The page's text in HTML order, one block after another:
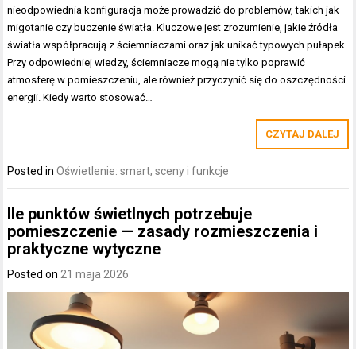
nieodpowiednia konfiguracja może prowadzić do problemów, takich jak
migotanie czy buczenie światła. Kluczowe jest zrozumienie, jakie źródła
światła współpracują z ściemniaczami oraz jak unikać typowych pułapek.
Przy odpowiedniej wiedzy, ściemniacze mogą nie tylko poprawić
atmosferę w pomieszczeniu, ale również przyczynić się do oszczędności
energii. Kiedy warto stosować…
CZYTAJ DALEJ
Posted inOświetlenie: smart, sceny i funkcje
Ile punktów świetlnych potrzebuje
pomieszczenie — zasady rozmieszczenia i
praktyczne wytyczne
Posted on 21 maja 2026